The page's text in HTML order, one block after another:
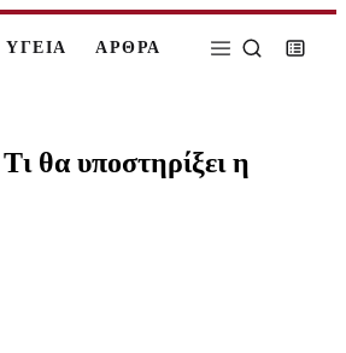
ΥΓΕΙΑ ΑΡΘΡΑ
θα υποστηρίξει η